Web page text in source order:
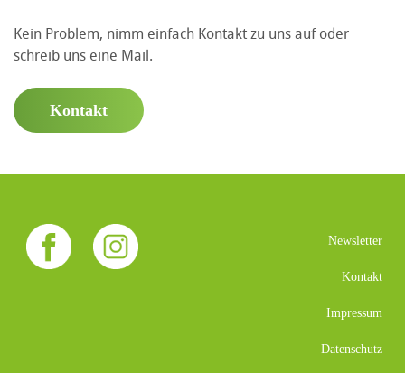
Kein Problem, nimm einfach Kontakt zu uns auf oder
schreib uns eine Mail.
Kontakt
Newsletter
Kontakt
Impressum
Datenschutz